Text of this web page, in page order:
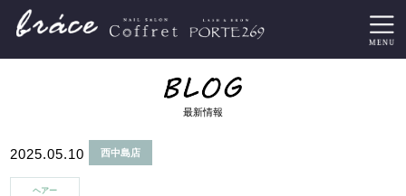
最新情報
2025.05.10 西中島店
ヘアー